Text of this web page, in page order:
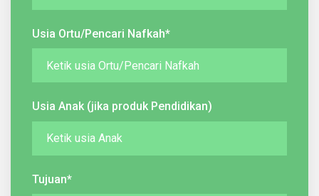
Usia Ortu/Pencari Nafkah*
Usia Anak (jika produk Pendidikan)
Tujuan*